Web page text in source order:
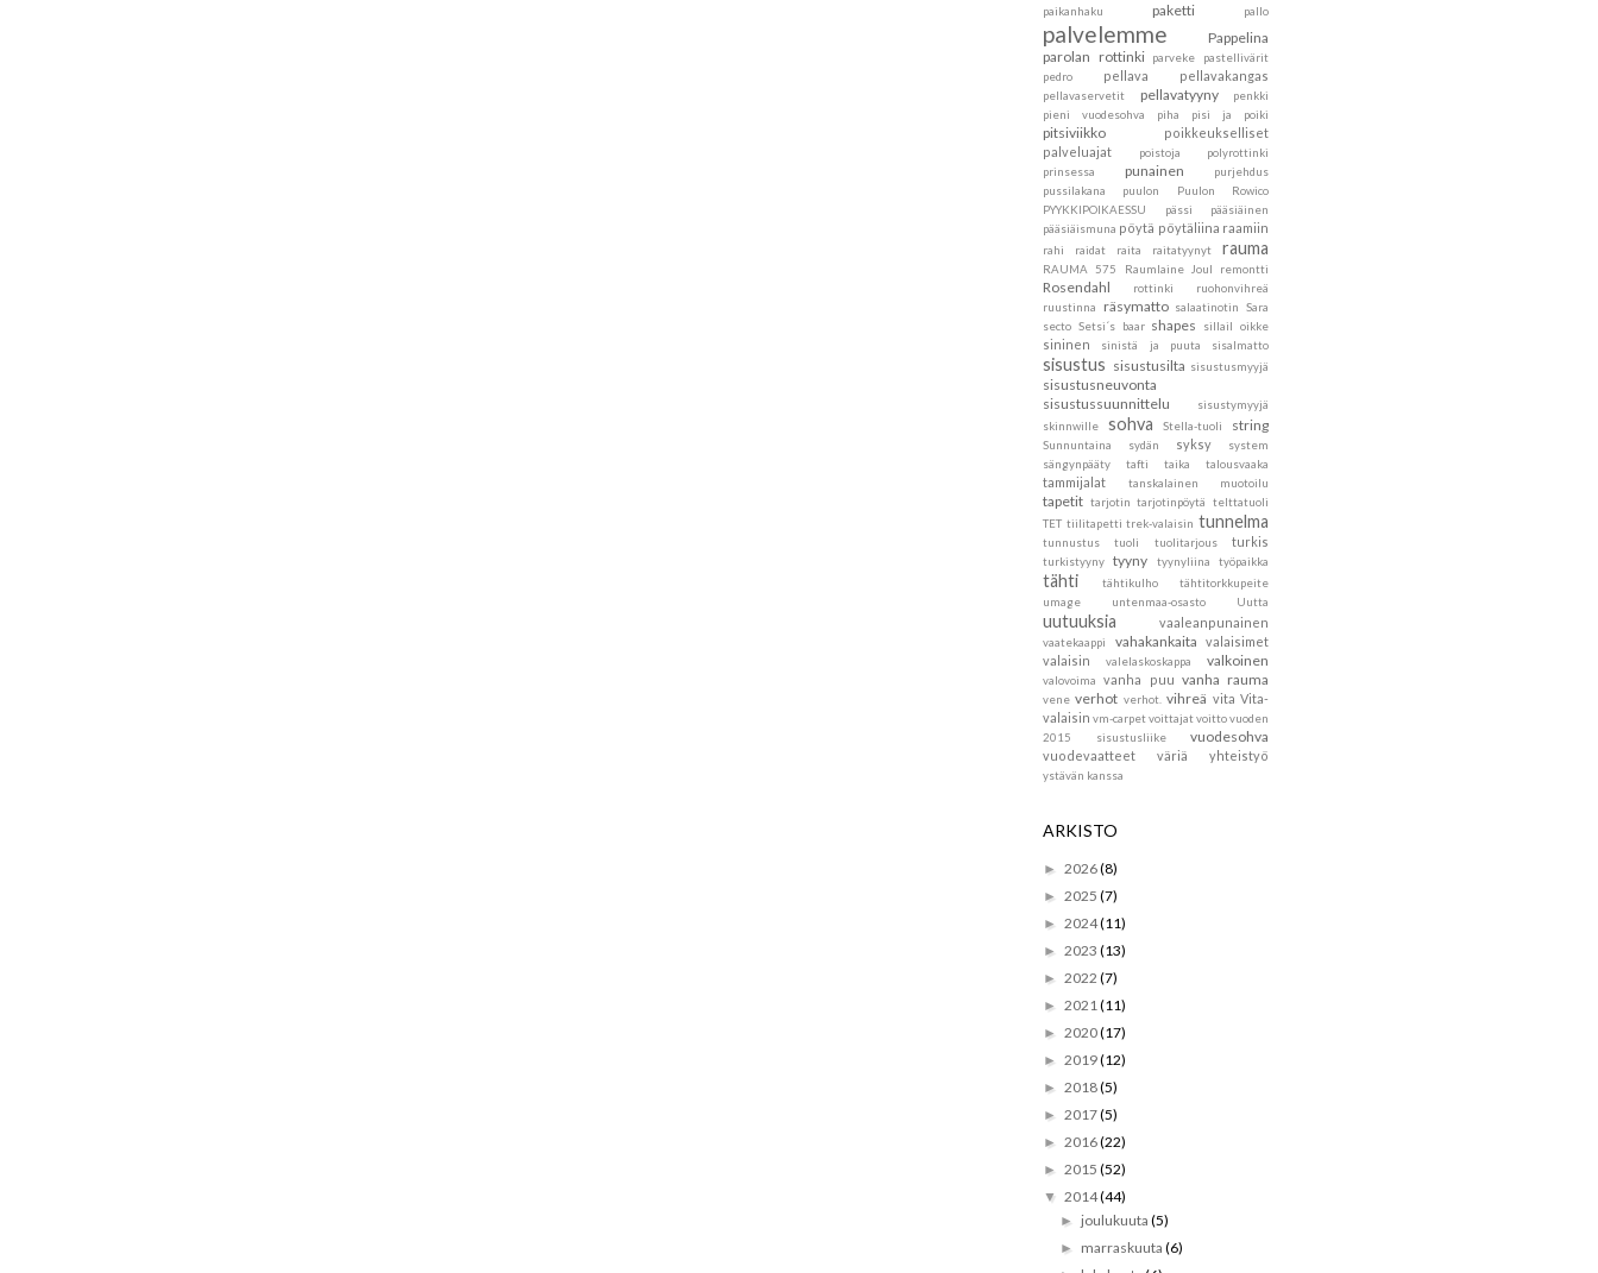
paikanhaku
paketti pallo
palvelemme
Pappelina
parolan rottinki
parveke
pastellivärit
pedro
pellava pellavakangas
pellavaservetit pellavatyyny
penkki
pieni vuodesohva
piha pisi ja poiki
pitsiviikko
poikkeukselliset
palveluajat
poistoja
polyrottinki
prinsessa
punainen
purjehdus
pussilakana
puulon
Puulon Rowico
PYYKKIPOIKAESSU
pässi
pääsiäinen
pääsiäismuna pöytä pöytäliina raamiin
rahi raidat raita raitatyynyt rauma
RAUMA 575 Raumlaine Joul remontti
Rosendahl rottinki
ruohonvihreä
ruustinna
räsymatto salaatinotin
Sara
secto Setsi´s baar shapes sillail oikke
sininen sinistä ja puuta sisalmatto
sisustus sisustusilta sisustusmyyjä
sisustusneuvonta
sisustussuunnittelu
sisustymyyjä
skinnwille
sohva Stella-tuoli string
Sunnuntaina sydän syksy
system
sängynpääty
tafti taika talousvaaka
tammijalat tanskalainen muotoilu
tapetit tarjotin tarjotinpöytä
telttatuoli
TET tiilitapetti trek-valaisin tunnelma
tunnustus tuoli tuolitarjous turkis
turkistyyny tyyny tyynyliina työpaikka
tähti tähtikulho
tähtitorkkupeite
umage
untenmaa-osasto Uutta
uutuuksia vaaleanpunainen
vaatekaappi vahakankaita
valaisimet
valaisin
valelaskoskappa valkoinen
valovoima vanha puu vanha rauma
vene verhot verhot. vihreä vita Vita-
valaisin vm-carpetvoittajatvoittovuoden
2015 sisustusliike
vuodesohva
vuodevaatteet väriä yhteistyö
ystävän kanssa
ARKISTO
► 2026(8)
► 2025 (7)
► 2024(11)
► 2023 (13)
► 2022 (7)
► 2021(11)
► 2020(17)
► 2019(12)
► 2018(5)
► 2017(5)
► 2016(22)
► 2015 (52)
▼ 2014(44)
► joulukuuta(5)
► marraskuuta(6)